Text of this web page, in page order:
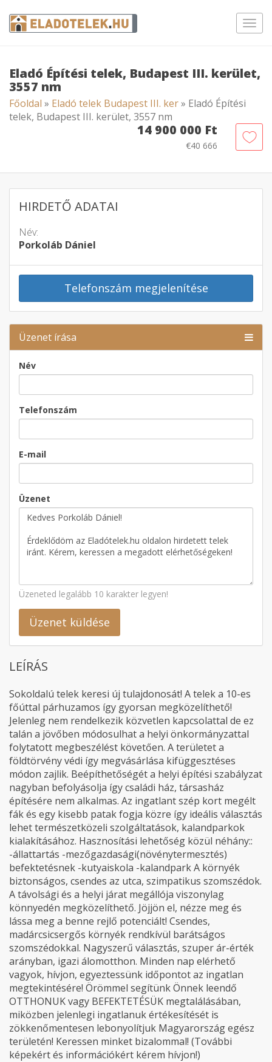
Eladó Építési telek, Budapest III. kerület,
3557 nm
Főoldal » Eladó telek Budapest III. ker» Eladó Építési
telek, Budapest III. kerület, 3557 nm
14 900 000 Ft
€40 666
HIRDETŐ ADATAI
Név:
Porkoláb Dániel
Telefonszám megjelenítése
Üzenet írása
Név
Telefonszám
E-mail
Üzenet
Üzeneted legalább 10 karakter legyen!
Üzenet küldése
LEÍRÁS
Sokoldalú telek keresi új tulajdonosát! A telek a 10-es
főúttal párhuzamos így gyorsan megközelíthető!
Jelenleg nem rendelkezik közvetlen kapcsolattal de ez
talán a jövőben módosulhat a helyi önkormányzattal
folytatott megbeszélést követően. A területet a
földtörvény védi így megvásárlása kifüggesztéses
módon zajlik. Beépíthetőségét a helyi építési szabályzat
nagyban befolyásolja így családi ház, társasház
építésére nem alkalmas. Az ingatlant szép kort megélt
fák és egy kisebb patak fogja közre így ideális választás
lehet természetközeli szolgáltatások, kalandparkok
kialakításához. Hasznosítási lehetőség közül néhány::
-állattartás -mezőgazdasági(növénytermesztés)
befektetésnek -kutyaiskola -kalandpark A környék
biztonságos, csendes az utca, szimpatikus szomszédok.
A távolsági és a helyi járat megállója viszonylag
könnyedén megközelíthető. Jöjjön el, nézze meg és
lássa meg a benne rejlő potenciált! Csendes,
madárcsicsergős környék rendkívül barátságos
szomszédokkal. Nagyszerű választás, szuper ár-érték
arányban, igazi álomotthon. Minden nap elérhető
vagyok, hívjon, egyeztessünk időpontot az ingatlan
megtekintésére! Örömmel segítünk Önnek leendő
OTTHONUK vagy BEFEKTETÉSÜK megtalálásában,
miközben jelenlegi ingatlanuk értékesítését is
zökkenőmentesen lebonyolítjuk Magyarország egész
területén! Keressen minket bizalommal! (További
képekért és információkért kérem hívjon!)